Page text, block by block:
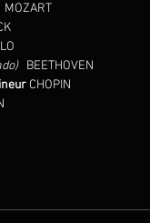
MOZART
BEETHOVEN
CHOPIN